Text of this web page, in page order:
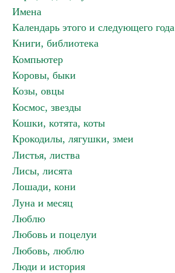
Имена
Календарь этого и следующего года
Книги, библиотека
Компьютер
Коровы, быки
Козы, овцы
Космос, звезды
Кошки, котята, коты
Крокодилы, лягушки, змеи
Листья, листва
Лисы, лисята
Лошади, кони
Луна и месяц
Люблю
Любовь и поцелуи
Любовь, люблю
Люди и история